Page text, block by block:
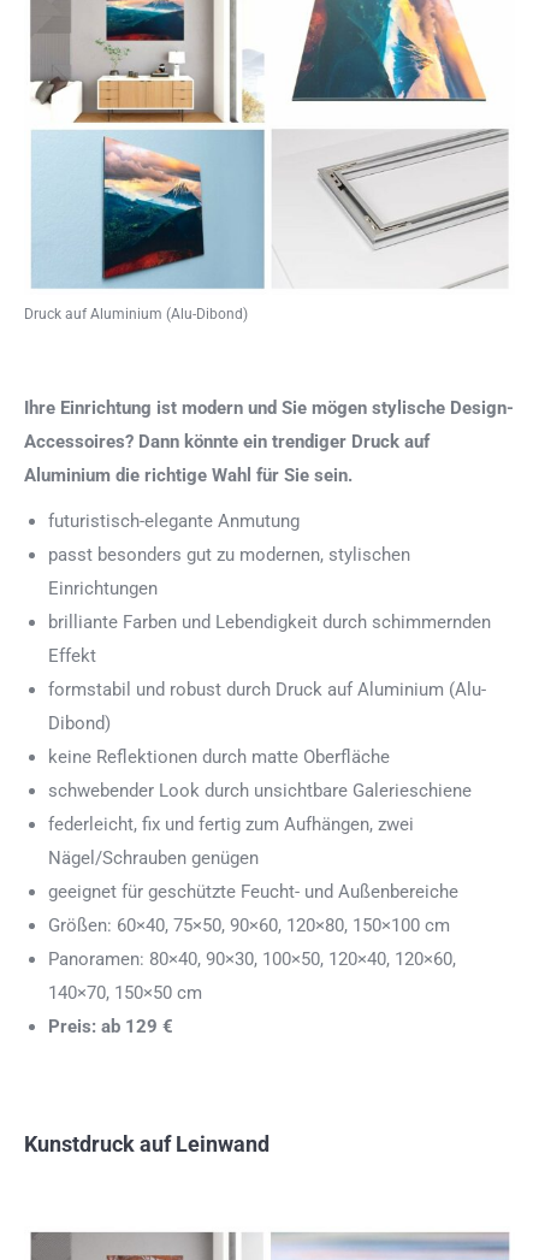
Druck auf Aluminium (Alu-Dibond)
Ihre Einrichtung ist modern und Sie mögen stylische Design-
Accessoires? Dann könnte ein trendiger Druck auf
Aluminium die richtige Wahl für Sie sein.
futuristisch-elegante Anmutung
passt besonders gut zu modernen, stylischen
Einrichtungen
brilliante Farben und Lebendigkeit durch schimmernden
Effekt
formstabil und robust durch Druck auf Aluminium (Alu-
Dibond)
keine Reflektionen durch matte Oberfläche
schwebender Look durch unsichtbare Galerieschiene
federleicht, fix und fertig zum Aufhängen, zwei
Nägel/Schrauben genügen
geeignet für geschützte Feucht- und Außenbereiche
Größen: 60×40, 75×50, 90×60, 120×80, 150×100 cm
Panoramen: 80×40, 90×30, 100×50, 120×40, 120×60,
140×70, 150×50 cm
Preis: ab 129 €
Kunstdruck auf Leinwand